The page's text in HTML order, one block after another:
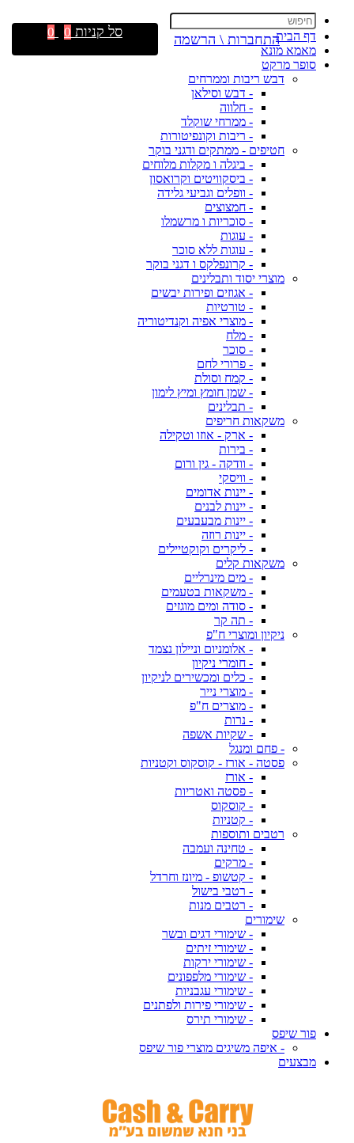
דף הבית
מאמא מונא
סופר מרקט
דבש ריבות וממרחים
- דבש וסילאן
- חלווה
- ממרחי שוקלד
- ריבות וקונפיטורות
חטיפים - ממתקים ודגני בוקר
- ביגלה ו מקלות מלוחים
- ביסקוויטים וקרואסון
- וופלים וגביעי גלידה
- חמצוצים
- סוכריות ו מרשמלו
- עוגות
- עוגות ללא סוכר
- קרונפלקס ו דגני בוקר
מוצרי יסוד ותבלינים
- אגוזים ופירות יבשים
- טורטיות
- מוצרי אפיה וקנדיטוריה
- מלח
- סוכר
- פרורי לחם
- קמח וסולת
- שמן חומץ ומיץ לימון
- תבלינים
משקאות חריפים
- ארק - אוזו וטקילה
- בירות
- וודקה - גין ורום
- וויסקי
- יינות אדומים
- יינות לבנים
- יינות מבעבעים
- יינות רוזה
- ליקרים וקוקטיילים
משקאות קלים
- מים מינרליים
- משקאות בטעמים
- סודה ומים מוגזים
- תה קר
ניקיון ומוצרי ח"פ
- אלומניום וניילון נצמד
- חומרי ניקיון
- כלים ומכשירים לניקיון
- מוצרי נייר
- מוצרים ח"פ
- נרות
- שקיות אשפה
- פחם ומנגל
פסטה - אורז - קוסקוס וקטניות
- אורז
- פסטה ואטריות
- קוסקוס
- קטניות
רטבים ותוספות
- טחינה ועמבה
- מרקים
- קטשופ - מיונז וחרדל
- רטבי בישול
- רטבים מנות
שימורים
- שימורי דגים ובשר
- שימורי זיתים
- שימורי ירקות
- שימורי מלפפונים
- שימורי עגבניות
- שימורי פירות ולפתנים
- שימורי תירס
פור שיפס
- איפה משיגים מוצרי פור שיפס
מבצעים
התחברות \ הרשמה סל קניות 0
0